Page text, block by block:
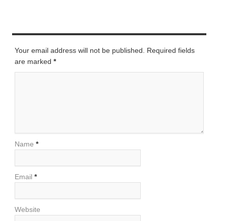
Your email address will not be published. Required fields
are marked *
Name *
Email *
Website